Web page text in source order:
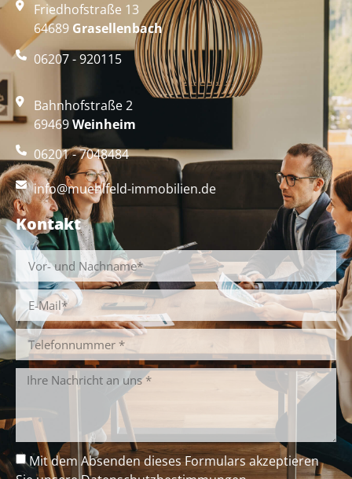
Friedhofstraße 13
64689 Grasellenbach
06207 - 920115
Bahnhofstraße 2
69469Weinheim
06201 - 7048484
info@muehlfeld-immobilien.de
Kontakt
Mit dem Absenden dieses Formulars akzeptieren